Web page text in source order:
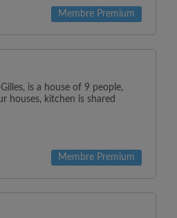
Membre Premium
is a house of 9 people,
houses, kitchen is shared
Membre Premium